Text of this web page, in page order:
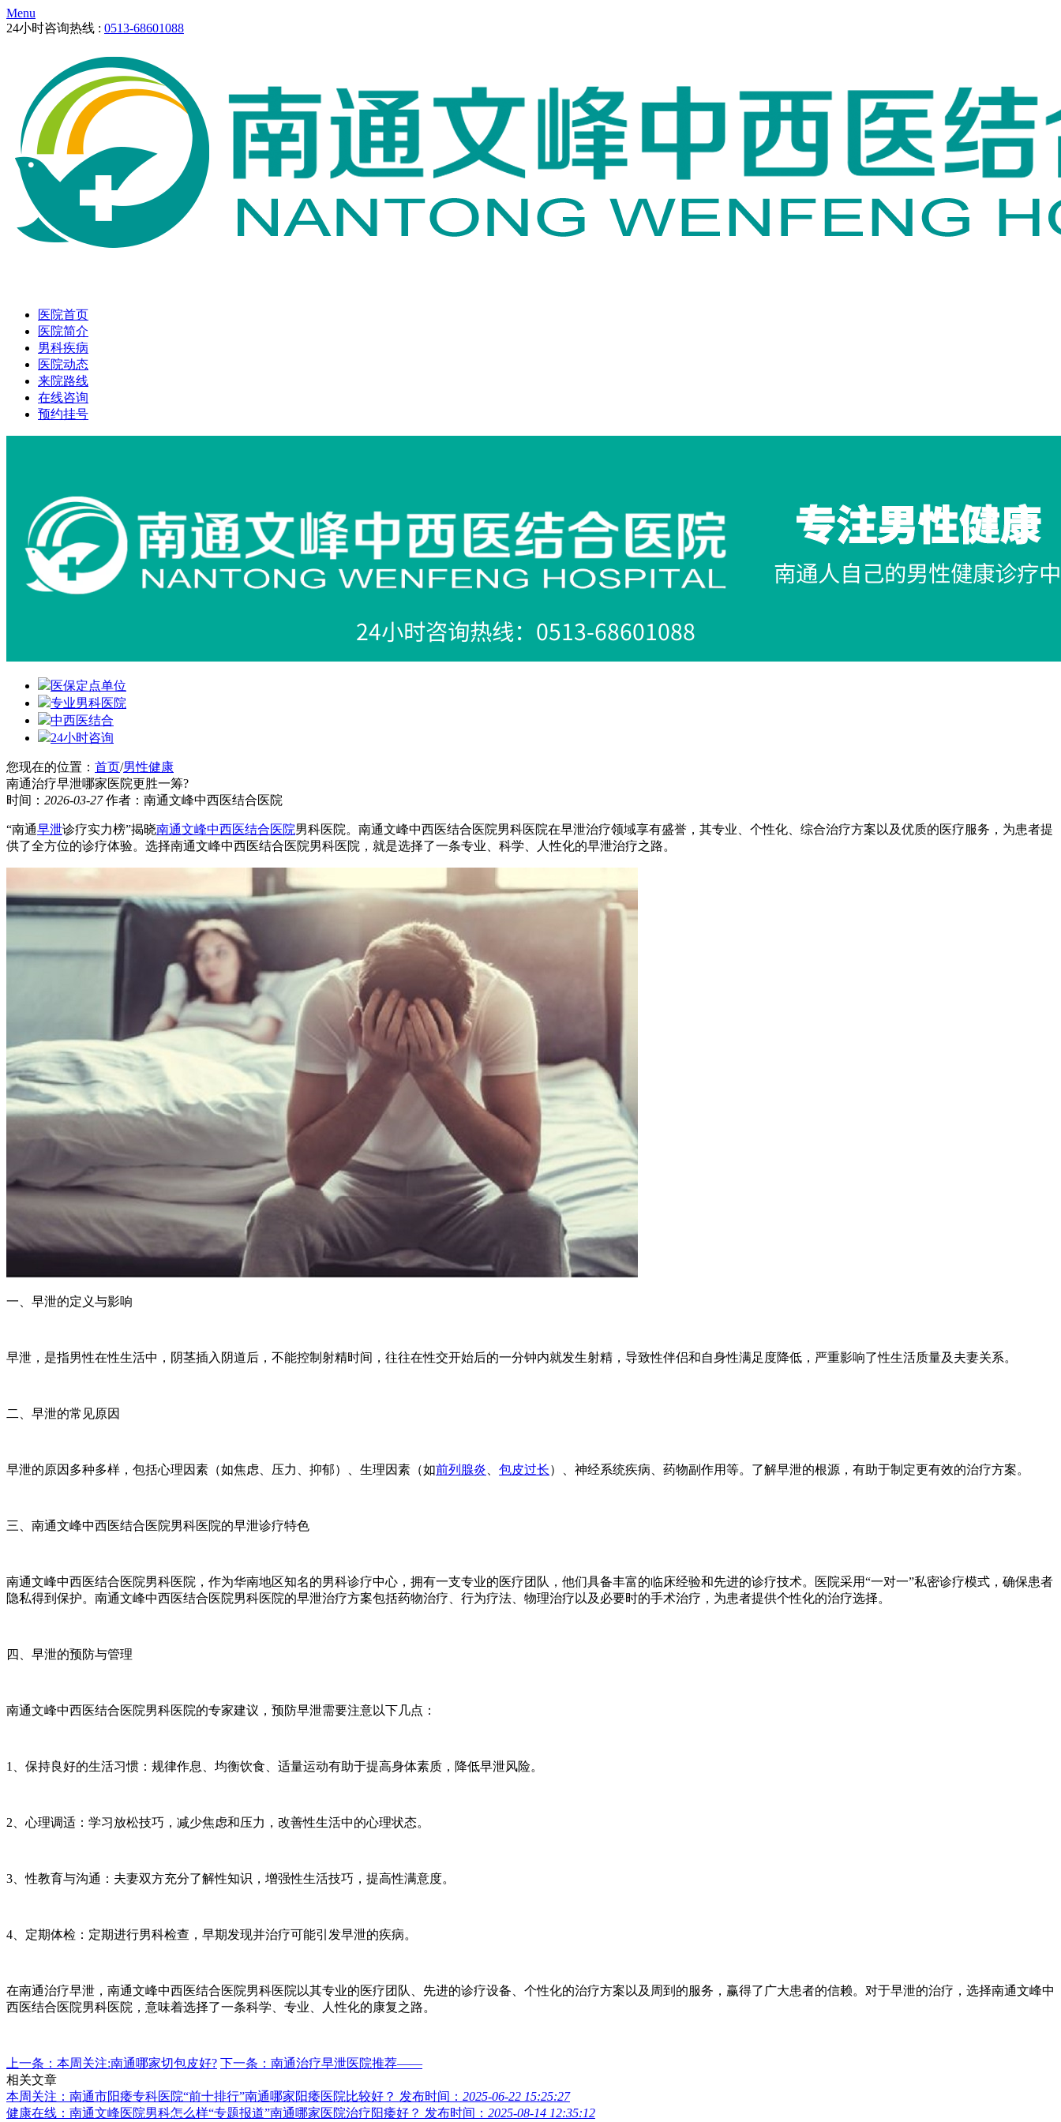
Menu
24小时咨询热线 : 0513-68601088
医院首页
医院简介
男科疾病
医院动态
来院路线
在线咨询
预约挂号
医保定点单位
专业男科医院
中西医结合
24小时咨询
您现在的位置： 首页/男性健康
南通治疗早泄哪家医院更胜一筹?
时间： 2026-03-27 作者：南通文峰中西医结合医院
“南通早泄诊疗实力榜”揭晓南通文峰中西医结合医院男科医院。南通文峰中西医结合医院男科医院在早泄治疗领域享有盛誉，其专业、个性化、综合治疗方案以及优质的医疗服务，为患者提
供了全方位的诊疗体验。选择南通文峰中西医结合医院男科医院，就是选择了一条专业、科学、人性化的早泄治疗之路。
一、早泄的定义与影响
早泄，是指男性在性生活中，阴茎插入阴道后，不能控制射精时间，往往在性交开始后的一分钟内就发生射精，导致性伴侣和自身性满足度降低，严重影响了性生活质量及夫妻关系。
二、早泄的常见原因
早泄的原因多种多样，包括心理因素（如焦虑、压力、抑郁）、生理因素（如前列腺炎 包皮过长）、神经系统疾病、药物副作用等。了解早泄的根源，有助于制定更有效的治疗方案。
三、南通文峰中西医结合医院男科医院的早泄诊疗特色
南通文峰中西医结合医院男科医院，作为华南地区知名的男科诊疗中心，拥有一支专业的医疗团队，他们具备丰富的临床经验和先进的诊疗技术。医院采用“一对一”私密诊疗模式，确保患者
隐私得到保护。南通文峰中西医结合医院男科医院的早泄治疗方案包括药物治疗、行为疗法、物理治疗以及必要时的手术治疗，为患者提供个性化的治疗选择。
四、早泄的预防与管理
南通文峰中西医结合医院男科医院的专家建议，预防早泄需要注意以下几点：
1、保持良好的生活习惯：规律作息、均衡饮食、适量运动有助于提高身体素质，降低早泄风险。
2、心理调适：学习放松技巧，减少焦虑和压力，改善性生活中的心理状态。
3、性教育与沟通：夫妻双方充分了解性知识，增强性生活技巧，提高性满意度。
4、定期体检：定期进行男科检查，早期发现并治疗可能引发早泄的疾病。
在南通治疗早泄，南通文峰中西医结合医院男科医院以其专业的医疗团队、先进的诊疗设备、个性化的治疗方案以及周到的服务，赢得了广大患者的信赖。对于早泄的治疗，选择南通文峰中
西医结合医院男科医院，意味着选择了一条科学、专业、人性化的康复之路。
上一条：本周关注:南通哪家切包皮好? 下一条：南通治疗早泄医院推荐——
相关文章
本周关注：南通市阳痿专科医院“前十排行”南通哪家阳痿医院比较好？ 发布时间： 2025-06-22 15:25:27
健康在线：南通文峰医院男科怎么样“专题报道”南通哪家医院治疗阳痿好？ 发布时间： 2025-08-14 12:35:12